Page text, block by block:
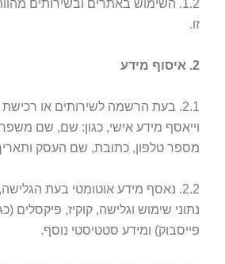
1.2. השימוש באתרים ובשירותים
זו.
2. איסוף מידע
2.1. בעת הרשמה לשירותים או רכישת
וייאסף מידע אישי, כגון: שם, שם
מספר טלפון, כתובת, שם העסק
נתוני שימוש וגלישה, קוקיז, פיקסלים
פייסבוק) ומידע סטטיסטי נוסף.